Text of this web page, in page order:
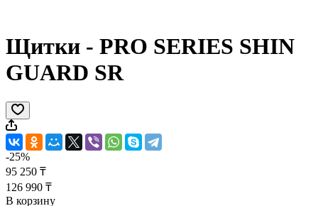
Щитки - PRO SERIES SHIN
GUARD SR
-25%
95 250 ₸
126 990 ₸
В корзину